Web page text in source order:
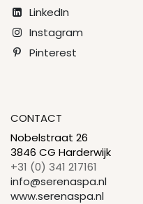
LinkedIn
Instagram
Pinterest
CONTACT
Nobelstraat 26
3846 CG Harderwijk
+31 (0) 341 217161
info@serenaspa.nl
www.serenaspa.nl